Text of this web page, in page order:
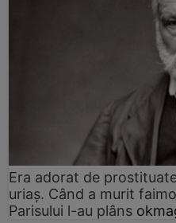
Era adorat de
uriaș. Când a murit
Parisului l-au plâns